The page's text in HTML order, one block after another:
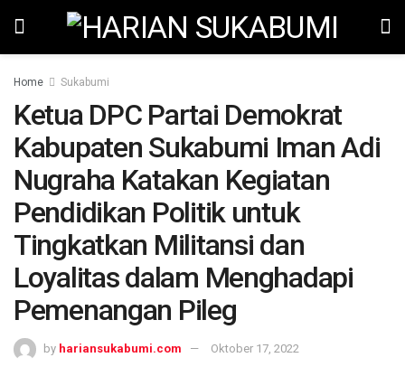
Home Sukabumi
Ketua DPC Partai Demokrat
Kabupaten Sukabumi Iman Adi
Nugraha Katakan Kegiatan
Pendidikan Politik untuk
Tingkatkan Militansi dan
Loyalitas dalam Menghadapi
Pemenangan Pileg
by hariansukabumi.com Oktober 17, 2022